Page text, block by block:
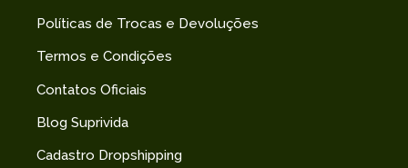
Políticas de Trocas e Devoluções
Termos e Condições
Contatos Oficiais
Blog Suprivida
Cadastro Dropshipping